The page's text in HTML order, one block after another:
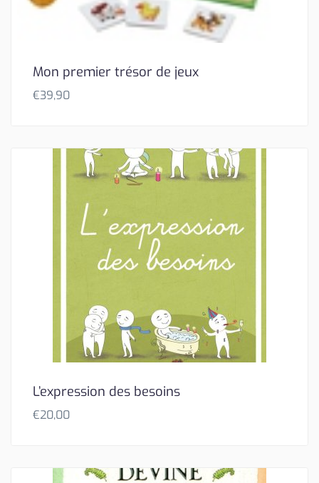
Mon premier trésor de jeux
€39,90
L’expression des besoins
€20,00